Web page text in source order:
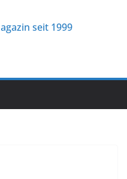
seit 1999